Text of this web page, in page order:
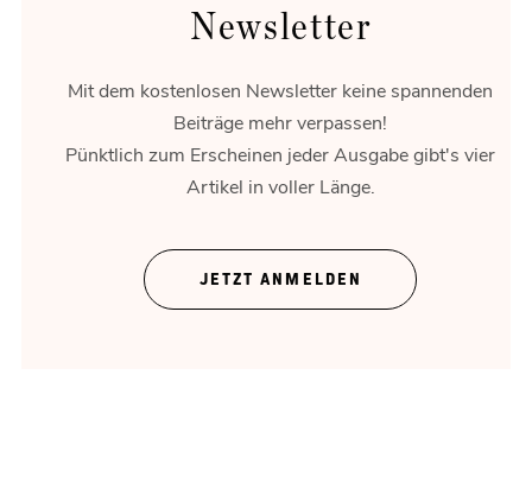
Muster in der Datenwolke.
Newsletter
Mit dem kostenlosen Newsletter keine spannenden
Beiträge mehr verpassen!
Pünktlich zum Erscheinen jeder Ausgabe gibt's vier
Artikel in voller Länge.
JETZT ANMELDEN